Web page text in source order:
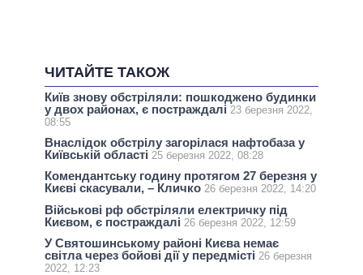
ЧИТАЙТЕ ТАКОЖ
Київ знову обстріляли: пошкоджено будинки
у двох районах, є постраждалі 23 березня 2022,
08:55
Внаслідок обстрілу загорілася нафтобаза у
Київській області 25 березня 2022, 08:28
Комендантську годину протягом 27 березня у
Києві скасували, – Кличко 26 березня 2022, 14:20
Військові рф обстріляли електричку під
Києвом, є постраждалі 26 березня 2022, 12:59
У Святошинському районі Києва немає
світла через бойові дії у передмісті 26 березня
2022, 12:23